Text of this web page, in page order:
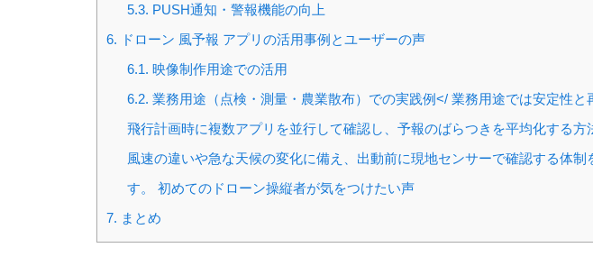
5.3. PUSH通知・警報機能の向上
6. ドローン 風予報 アプリの活用事例とユーザーの声
6.1. 映像制作用途での活用
6.2. 業務用途（点検・測量・農業散布）での実践例</ 業務用途では安定性と
飛行計画時に複数アプリを並行して確認し、予報のばらつきを平均化する方
風速の違いや急な天候の変化に備え、出動前に現地センサーで確認する体制
す。 初めてのドローン操縦者が気をつけたい声
7. まとめ